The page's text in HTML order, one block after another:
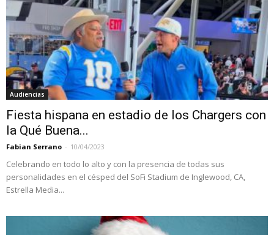
Audiencias
Fiesta hispana en estadio de los Chargers con
la Qué Buena...
Fabian Serrano - 10/04/2023
Celebrando en todo lo alto y con la presencia de todas sus
personalidades en el césped del SoFi Stadium de Inglewood, CA,
Estrella Media...